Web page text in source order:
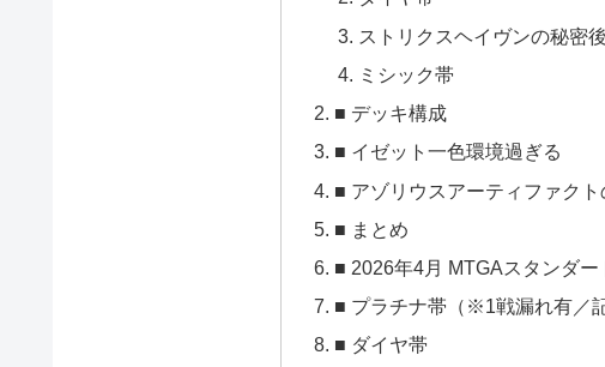
ストリクスヘイヴンの秘密後
ミシック帯
■ デッキ構成
■ イゼット一色環境過ぎる
■ アゾリウスアーティファクト
■ まとめ
■ 2026年4月 MTGAスタンダ
■ プラチナ帯（※1戦漏れ有／
■ ダイヤ帯